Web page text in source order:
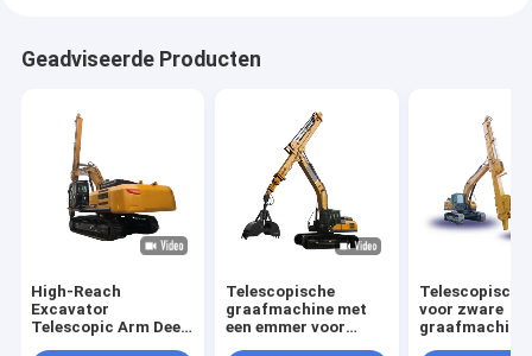
Geadviseerde Producten
High-Reach
Excavator
Telescopic Arm Deep
Telescopische
graafmachine met
een emmer voor
voor zware